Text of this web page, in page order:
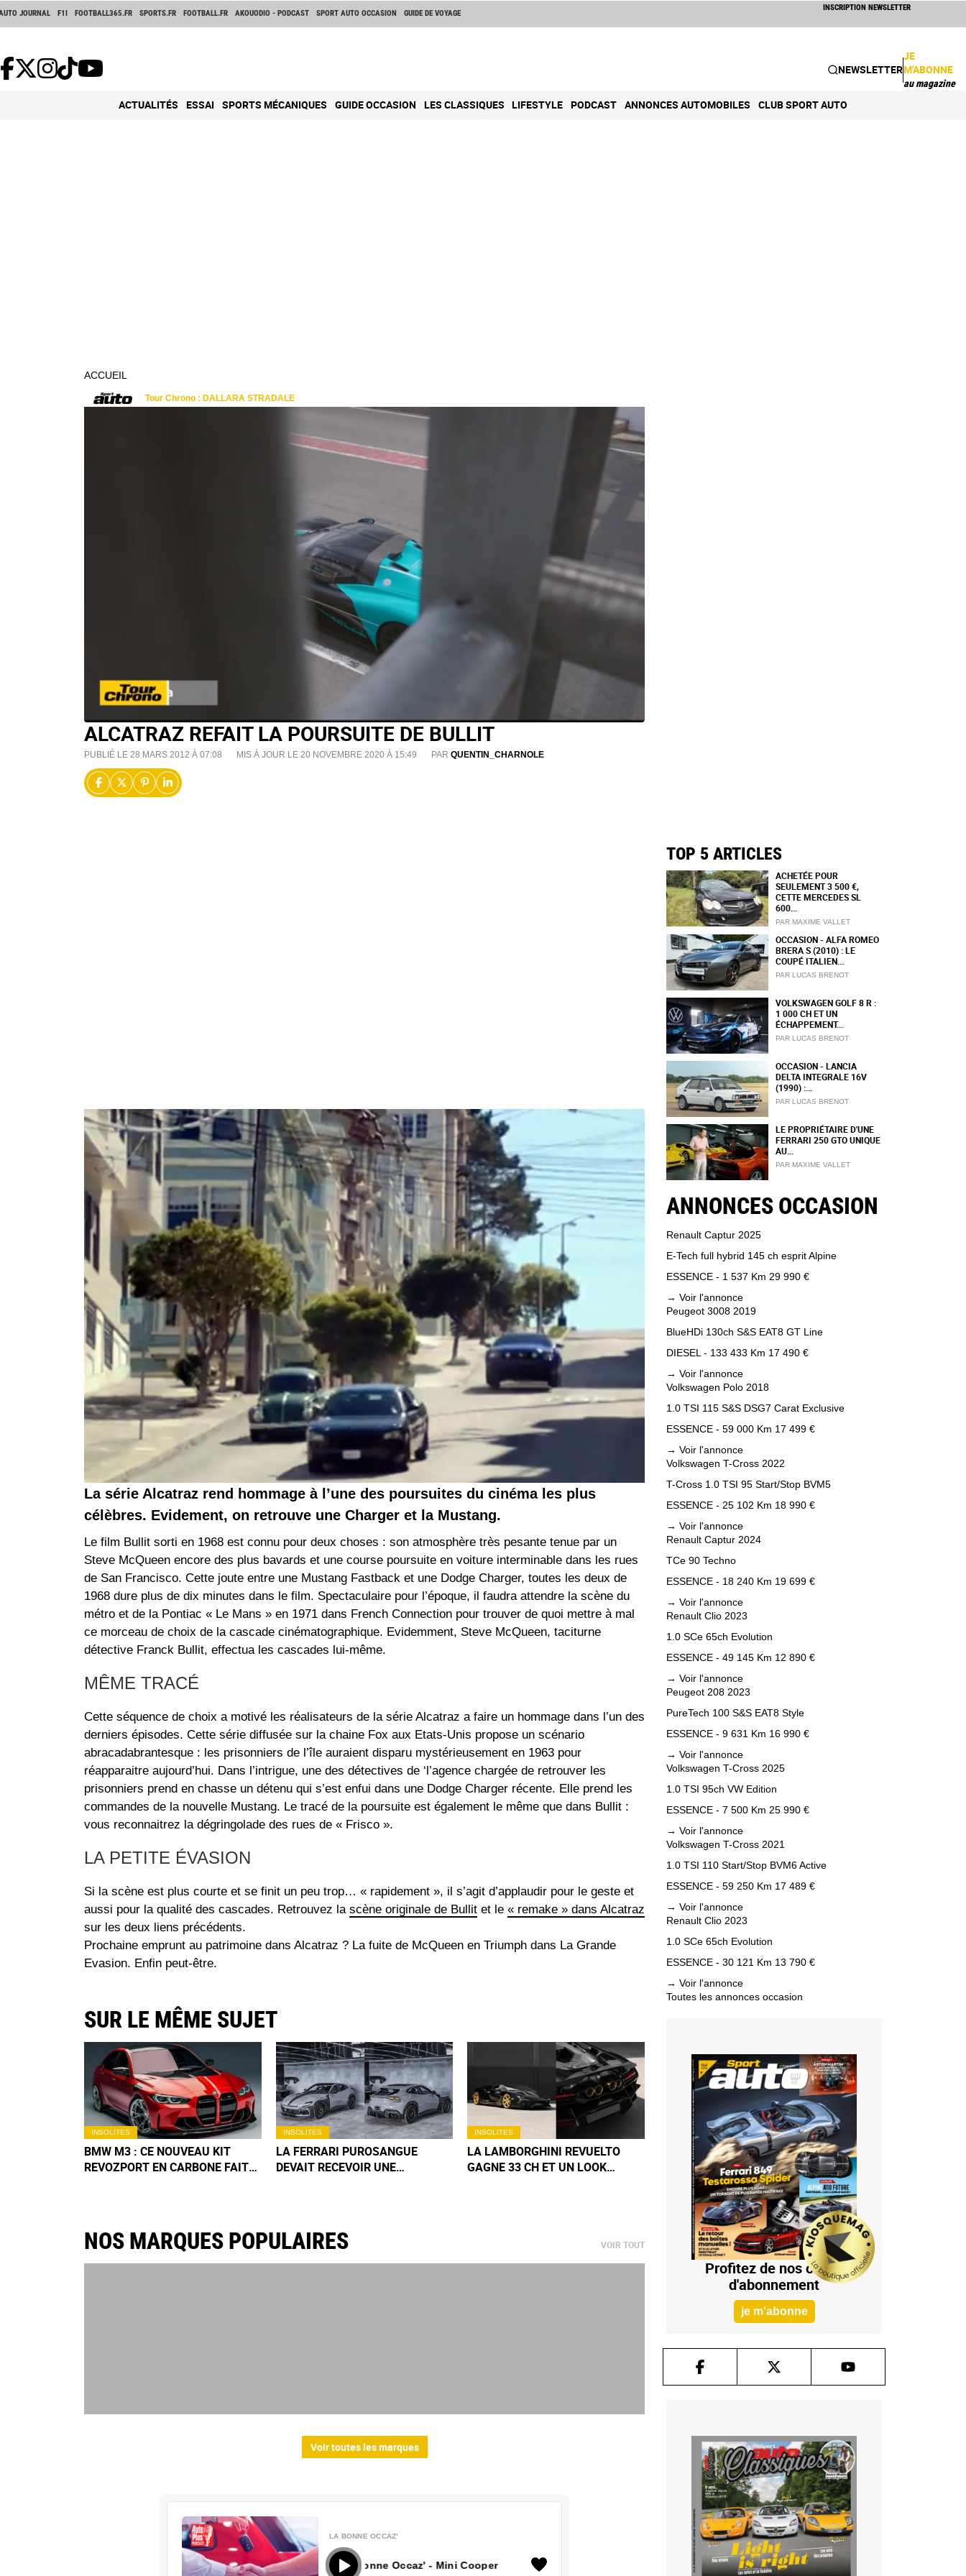
JOURNAL F1I FOOTBALL365.FR SPORTS.FR FOOTBALL.FR AKOUODIO - PODCAST SPORT AUTO OCCASION GUIDE DE VOYAGE
INSCRIPTION NEWSLETTER
NEWSLETTER
JE
M'ABONNE
au magazine
ACTUALITÉS ESSAI SPORTS MÉCANIQUES GUIDE OCCASION LES CLASSIQUES LIFESTYLE PODCAST ANNONCES AUTOMOBILES CLUB SPORT AUTO
ACCUEIL
ALCATRAZ REFAIT LA POURSUITE DE BULLIT
PUBLIÉ LE 28 MARS 2012 À 07:08 MIS À JOUR LE 20 NOVEMBRE 2020 À 15:49 PAR QUENTIN_CHARNOLE
La série Alcatraz rend hommage à l’une des poursuites du cinéma les plus
célèbres. Evidement, on retrouve une Charger et la Mustang.
Le film Bullit sorti en 1968 est connu pour deux choses : son atmosphère très pesante tenue par un
Steve McQueen encore des plus bavards et une course poursuite en voiture interminable dans les rues
de San Francisco. Cette joute entre une Mustang Fastback et une Dodge Charger, toutes les deux de
1968 dure plus de dix minutes dans le film. Spectaculaire pour l’époque, il faudra attendre la scène du
métro et de la Pontiac « Le Mans » en 1971 dans French Connection pour trouver de quoi mettre à mal
ce morceau de choix de la cascade cinématographique. Evidemment, Steve McQueen, taciturne
détective Franck Bullit, effectua les cascades lui-même.
MÊME TRACÉ
Cette séquence de choix a motivé les réalisateurs de la série Alcatraz a faire un hommage dans l’un des
derniers épisodes. Cette série diffusée sur la chaine Fox aux Etats-Unis propose un scénario
abracadabrantesque : les prisonniers de l’île auraient disparu mystérieusement en 1963 pour
réapparaitre aujourd’hui. Dans l’intrigue, une des détectives de ‘l’agence chargée de retrouver les
prisonniers prend en chasse un détenu qui s’est enfui dans une Dodge Charger récente. Elle prend les
commandes de la nouvelle Mustang. Le tracé de la poursuite est également le même que dans Bullit :
vous reconnaitrez la dégringolade des rues de « Frisco ».
LA PETITE ÉVASION
Si la scène est plus courte et se finit un peu trop… « rapidement », il s’agit d’applaudir pour le geste et
aussi pour la qualité des cascades. Retrouvez la scène originale de Bullit et le « remake » dans Alcatraz
sur les deux liens précédents.
Prochaine emprunt au patrimoine dans Alcatraz ? La fuite de McQueen en Triumph dans La Grande
Evasion. Enfin peut-être.
SUR LE MÊME SUJET
INSOLITES
BMW M3 : CE NOUVEAU KIT
REVOZPORT EN CARBONE FAIT
INSOLITES
LA FERRARI PUROSANGUE
DEVAIT RECEVOIR UNE
INSOLITES
LA LAMBORGHINI REVUELTO
GAGNE 33 CH ET UN LOOK
NOS MARQUES POPULAIRES VOIR TOUT
Voir toutes les marques
LA BONNE OCCAZ'
La Bonne Occaz' - Mini Cooper
TOP 5 ARTICLES
ACHETÉE POUR
SEULEMENT 3 500 €,
CETTE MERCEDES SL
600...
PAR MAXIME VALLET
OCCASION - ALFA ROMEO
BRERA S (2010) : LE
COUPÉ ITALIEN...
PAR LUCAS BRENOT
VOLKSWAGEN GOLF 8 R :
1 000 CH ET UN
ÉCHAPPEMENT...
PAR LUCAS BRENOT
OCCASION - LANCIA
DELTA INTEGRALE 16V
(1990) :...
PAR LUCAS BRENOT
LE PROPRIÉTAIRE D'UNE
FERRARI 250 GTO UNIQUE
AU...
PAR MAXIME VALLET
ANNONCES OCCASION
Renault Captur 2025
E-Tech full hybrid 145 ch esprit Alpine
ESSENCE - 1 537 Km 29 990 €
→ Voir l'annonce
Peugeot 3008 2019
BlueHDi 130ch S&S EAT8 GT Line
DIESEL - 133 433 Km 17 490 €
→ Voir l'annonce
Volkswagen Polo 2018
1.0 TSI 115 S&S DSG7 Carat Exclusive
ESSENCE - 59 000 Km 17 499 €
→ Voir l'annonce
Volkswagen T-Cross 2022
T-Cross 1.0 TSI 95 Start/Stop BVM5
ESSENCE - 25 102 Km 18 990 €
→ Voir l'annonce
Renault Captur 2024
TCe 90 Techno
ESSENCE - 18 240 Km 19 699 €
→ Voir l'annonce
Renault Clio 2023
1.0 SCe 65ch Evolution
ESSENCE - 49 145 Km 12 890 €
→ Voir l'annonce
Peugeot 208 2023
PureTech 100 S&S EAT8 Style
ESSENCE - 9 631 Km 16 990 €
→ Voir l'annonce
Volkswagen T-Cross 2025
1.0 TSI 95ch VW Edition
ESSENCE - 7 500 Km 25 990 €
→ Voir l'annonce
Volkswagen T-Cross 2021
1.0 TSI 110 Start/Stop BVM6 Active
ESSENCE - 59 250 Km 17 489 €
→ Voir l'annonce
Renault Clio 2023
1.0 SCe 65ch Evolution
ESSENCE - 30 121 Km 13 790 €
→ Voir l'annonce
Toutes les annonces occasion
Profitez de nos offres
d'abonnement
je m'abonne